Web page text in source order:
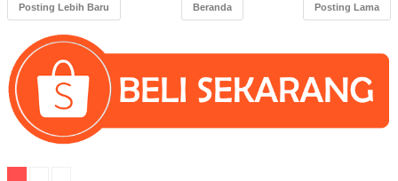
Posting Lebih Baru Posting Lama
Beranda